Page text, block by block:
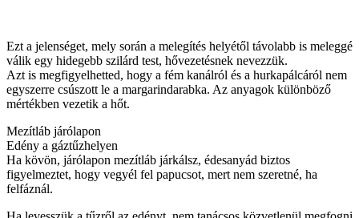
Ezt a jelenséget, mely során a melegítés helyétől távolabb is meleggé
válik egy hidegebb szilárd test, hővezetésnek nevezzük.
Azt is megfigyelhetted, hogy a fém kanálról és a hurkapálcáról nem
egyszerre csúszott le a margarindarabka. Az anyagok különböző
mértékben vezetik a hőt.
Mezítláb járólapon
Edény a gáztűzhelyen
Ha kövön, járólapon mezítláb járkálsz, édesanyád biztos
figyelmeztet, hogy vegyél fel papucsot, mert nem szeretné, ha
felfáznál.